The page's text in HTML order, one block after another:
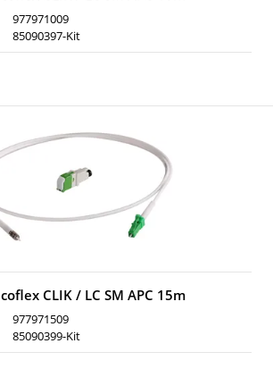
977971009
85090397-Kit
CLIK / LC SM APC 15m
977971509
85090399-Kit